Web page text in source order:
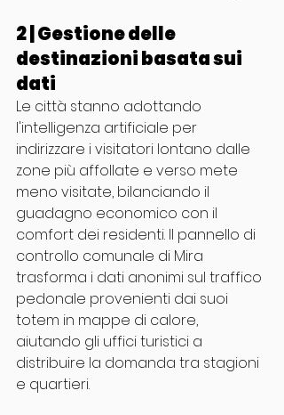
2 | Gestione delle
destinazioni basata sui
dati
Le città stanno adottando
l'intelligenza artificiale per
indirizzare i visitatori lontano dalle
zone più affollate e verso mete
meno visitate, bilanciando il
guadagno economico con il
comfort dei residenti. Il pannello di
controllo comunale di Mira
trasforma i dati anonimi sul traffico
pedonale provenienti dai suoi
totem in mappe di calore,
aiutando gli uffici turistici a
distribuire la domanda tra stagioni
e quartieri.